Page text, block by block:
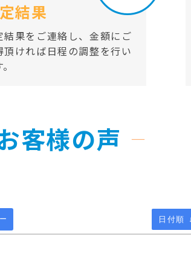
結果
結果をご連絡し、金額にご
頂ければ日程の調整を行い
客様の声
日付順 ↓